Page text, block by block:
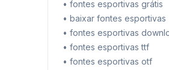
• fontes esportivas grátis
• baixar fontes esportivas
• fontes esportivas
• fontes esportivas ttf
• fontes esportivas otf